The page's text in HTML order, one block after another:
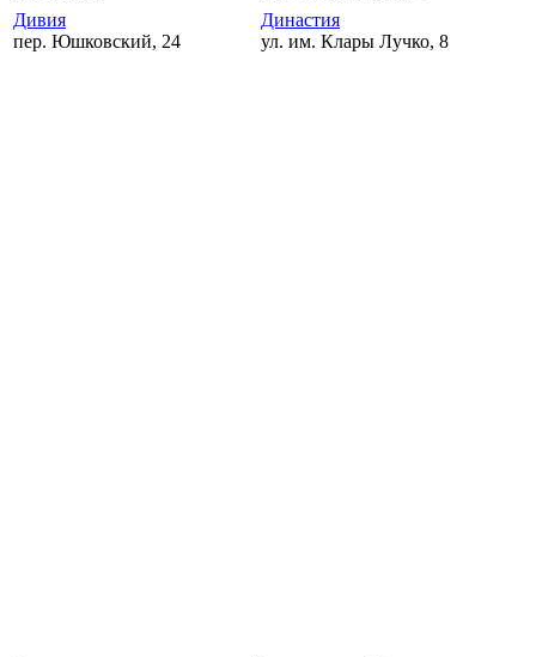
Дивия
пер. Юшковский, 24
Династия
ул. им. Клары Лучко, 8